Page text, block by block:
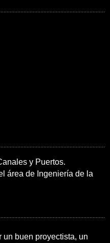
y Puertos.
área de Ingeniería de la
un buen proyectista, un